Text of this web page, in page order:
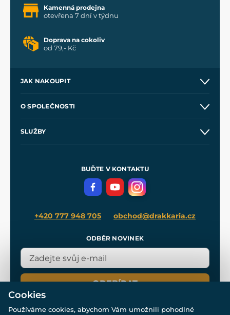
Kamenná prodejna
otevřena 7 dní v týdnu
Doprava na cokoliv
od 79,- Kč
JAK NAKOUPIT
Velkoobchod
O SPOLEČNOSTI
SLUŽBY
Meče pro Kingdom Come
BUĎTE V KONTAKTU
+420 777 948 705 obchod@drakkaria.cz
ODBĚR NOVINEK
ODEBÍRAT
Cookies
Používáme cookies, abychom Vám umožnili pohodlné